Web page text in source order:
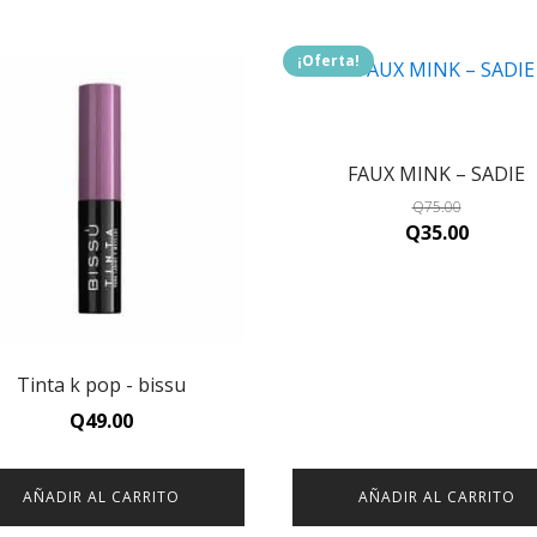
Tinta k pop - bissu
Q49.00
AÑADIR AL CARRITO
¡Oferta!
FAUX MINK – SADIE
Q75.00
Original
Q35.00Current
AÑADIR AL CARRITO